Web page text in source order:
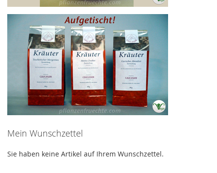
Mein Wunschzettel
Sie haben keine Artikel auf Ihrem Wunschzettel.